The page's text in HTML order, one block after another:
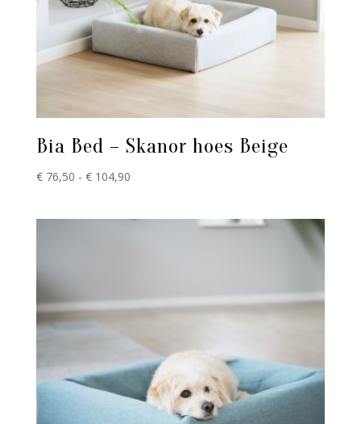
Bia Bed – Skanor hoes Beige
€76,50 - €104,90Prijsklasse: